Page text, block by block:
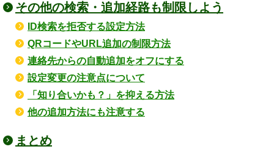
その他の検索・追加経路も制限しよう
ID検索を拒否する設定方法
QRコードやURL追加の制限方法
連絡先からの自動追加をオフにする
設定変更の注意点について
「知り合いかも？」を抑える方法
他の追加方法にも注意する
まとめ